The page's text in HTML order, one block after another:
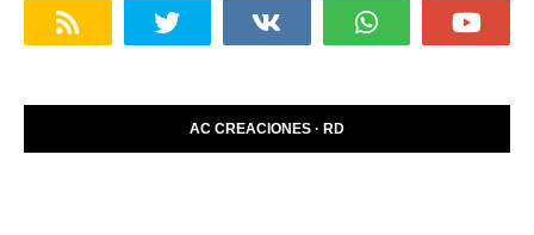
AC CREACIONES · RD